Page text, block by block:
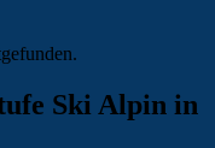
Ski Alpin in